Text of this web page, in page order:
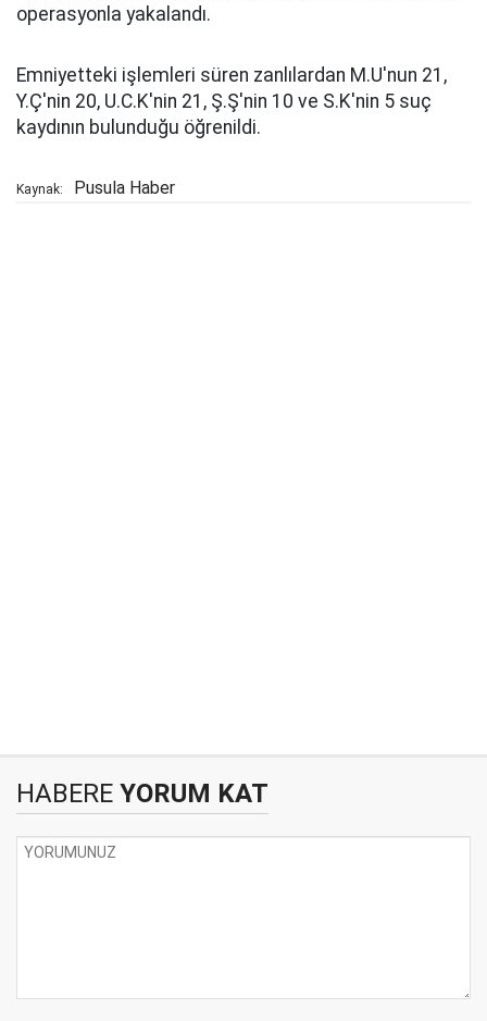
operasyonla yakalandı.
Emniyetteki işlemleri süren zanlılardan M.U'nun 21,
Y.Ç'nin 20, U.C.K'nin 21, Ş.Ş'nin 10 ve S.K'nin 5 suç
kaydının bulunduğu öğrenildi.
Kaynak: Pusula Haber
HABERE YORUM KAT